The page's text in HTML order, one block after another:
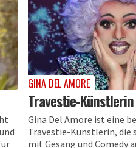
GINA DEL AMORE
Travestie-
Gina Del Amore ist eine
Travestie-Künstlerin, die
mit Gesang und Comedy